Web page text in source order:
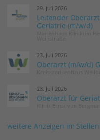
29. Juli 2026
Leitender
Geriatrie (m/w/d)
23. Juli 2026
Oberarzt (m/w/d)
23. Juli 2026
Oberarzt für
weitere Anzeigen im